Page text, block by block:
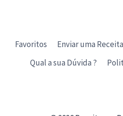
Favoritos Enviar uma Receita
Qual a sua Dúvida ?